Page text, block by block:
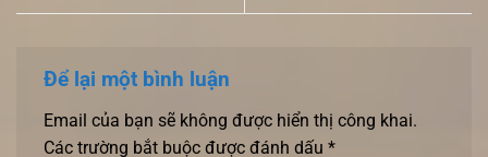
Để lại một bình luận
Email của bạn sẽ không được hiển thị công khai.
Các trường bắt buộc được đánh dấu *